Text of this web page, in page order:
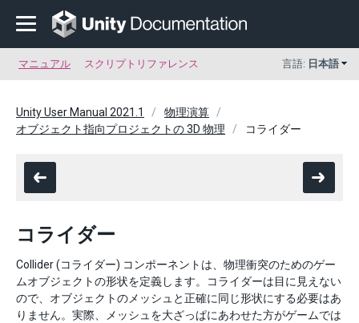
マニュアル スクリプトリファレンス 言語: 日本語
Unity User Manual 2021.1
物理演算
オブジェクト指向プロジェクトの 3D 物理
コライダー
コライダー
Collider (コライダー) コンポーネントは、物理衝突のためのゲー
ムオブジェクトの形状を定義します。コライダーは目に見えない
ので、オブジェクトのメッシュと正確に同じ形状にする必要はあ
りません。実際、メッシュを大ざっぱにあわせた方がゲームでは